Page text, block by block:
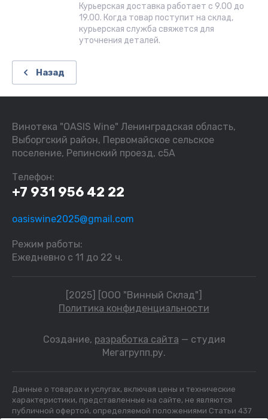
Курьерская доставка работает с 9.00 до
19.00. Когда товар поступит на склад,
курьерская служба свяжется для
уточнения деталей.
Назад
Винотека "OASIS Wine" Ленинградская область,
Выборгский район, Первомайское сельское
поселение, Репинский проезд, с5А
Телефон:
+7 931 956 42 22
oasiswine2025@gmail.com
Режим работы:
Ежедневно с 11 до 22 ч.
[2025] [ООО "Винный Склад"]
Политика конфиденциальности
Создание, разработка сайта — студия
Мегагрупп.ру.
Данные о товарах и услугах, включая цены и технические
характеристики, представленные на сайте, не являются
публичной офертой, определяемой положениями Статьи 437